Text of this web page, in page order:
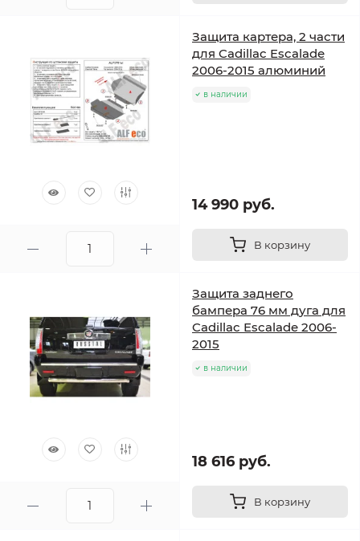
Защита картера, 2 части
для Cadillac Escalade
2006-2015 алюминий
в наличии
14 990 руб.
В корзину
Защита заднего
бампера 76 мм дуга для
Cadillac Escalade 2006-
2015
в наличии
18 616 руб.
В корзину